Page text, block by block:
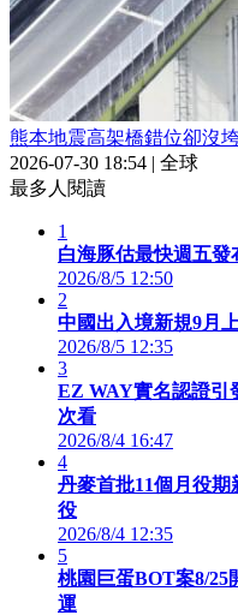
熊本地震高架橋錯位卻沒
2026-07-30 18:54 | 全球
最多人閱讀
1
白海豚估最快週五
2026/8/5 12:50
2
中國出入境新規9月
2026/8/5 12:35
3
EZ WAY實名認證引
次看
2026/8/4 16:47
4
丹麥首批11個月役期
役
2026/8/4 12:35
5
桃園巨蛋BOT案8/25
運